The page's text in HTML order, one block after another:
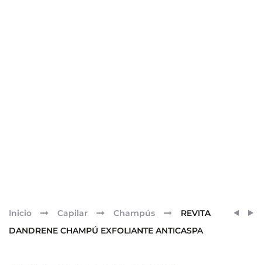
GH
Inicio Capilar Champús
REVITA
DANDRENE CHAMPÚ EXFOLIANTE ANTICASPA